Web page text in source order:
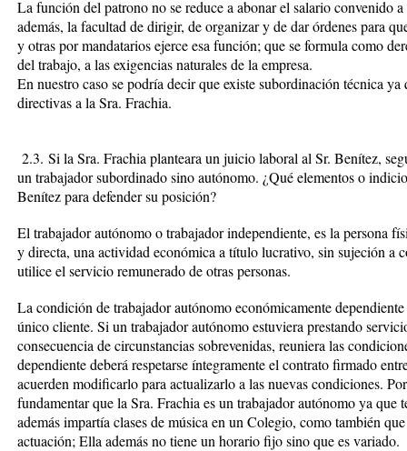
La función del patrono no se reduce a abonar el salario convenido a
además, la facultad de dirigir, de organizar y de dar órdenes para
y otras por mandatarios ejerce esa función; que se formula como
del trabajo, a las exigencias naturales de la empresa.
En nuestro caso se podría decir que existe subordinación técnica
directivas a la Sra. Frachia.
2.3. Si la Sra. Frachia planteara un juicio laboral al Sr. Benítez,
un trabajador subordinado sino autónomo. ¿Qué elementos o
Benítez para defender su posición?
El trabajador autónomo o trabajador independiente, es la persona
y directa, una actividad económica a título lucrativo, sin sujeción a
utilice el servicio remunerado de otras personas.
La condición de trabajador autónomo económicamente
único cliente. Si un trabajador autónomo estuviera prestando
consecuencia de circunstancias sobrevenidas, reuniera las
dependiente deberá respetarse íntegramente el contrato firmado
acuerden modificarlo para actualizarlo a las nuevas condiciones.
fundamentar que la Sra. Frachia es un trabajador autónomo ya que
además impartía clases de música en un Colegio, como también
actuación; Ella además no tiene un horario fijo sino que es variado.